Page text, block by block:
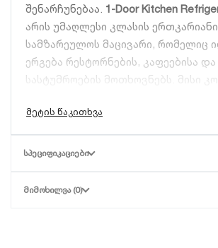
შენარჩუნებაა. 1-Door Kitchen
არის უმაღლესი კლასის ერთკარიანი
სამზარეულოს მაცივარი, რომელიც
ერგება რესტორნების, კაფეებისა და
სასტუმროების მოთხოვნებს. მისი
გაძლევთ ეფექტურად გამოიყენოთ
სივრცე და ამავდროულად ხელთ
საჭირო პროდუქტი იდეალურ
MY-600 საუკეთესო
ᲡᲞᲔᲪᲘᲤᲘᲙᲐᲪᲘᲔᲑᲘ
ᲛᲘᲛᲝᲮᲘᲚᲕᲐ (0)